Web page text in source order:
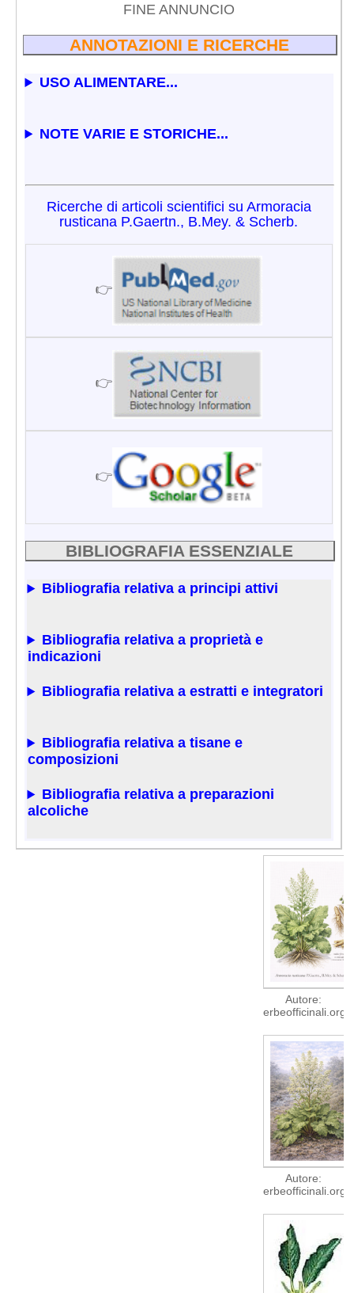
FINE ANNUNCIO
ANNOTAZIONI E RICERCHE
USO ALIMENTARE...
NOTE VARIE E STORICHE...
Ricerche di articoli scientifici su Armoracia
rusticana P.Gaertn., B.Mey. & Scherb.
👉
👉
👉
BIBLIOGRAFIA ESSENZIALE
Bibliografia relativa a principi attivi
Bibliografia relativa a proprietà e
indicazioni
Bibliografia relativa a estratti e integratori
Bibliografia relativa a tisane e
composizioni
Bibliografia relativa a preparazioni
alcoliche
Autore:
erbeofficinali.org
Autore:
erbeofficinali.org